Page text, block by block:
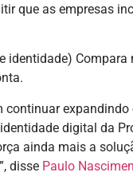
que as empresas
identidade)
continuar
digital da
ainda mais a
disse Paulo